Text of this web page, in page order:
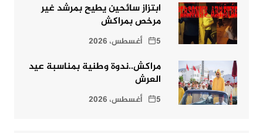
ابتزاز سائحين يطيح بمرشد غير
مرخص بمراكش
5 أغسطس، 2026
مراكش..ندوة وطنية بمناسبة عيد
العرش
5 أغسطس، 2026